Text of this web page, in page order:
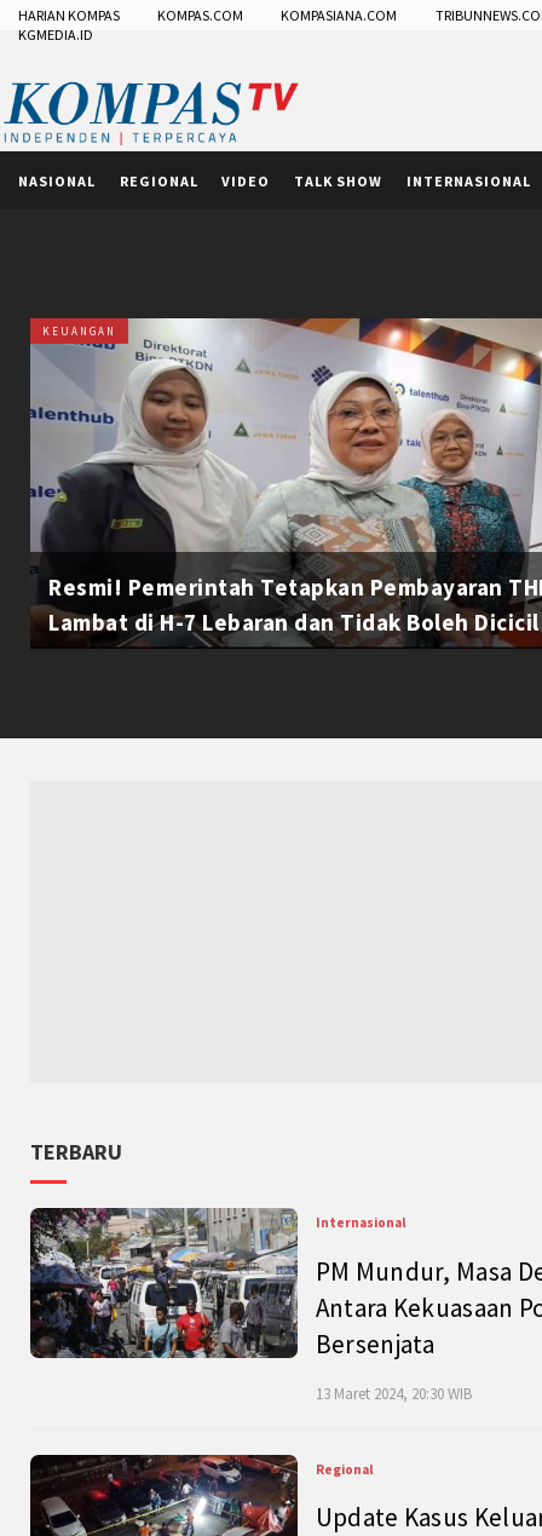
HARIAN KOMPAS KOMPAS.COM KOMPASIANA.COM
KGMEDIA.ID
NASIONAL REGIONAL VIDEO TALK SHOW INTERNASIONAL
KEUANGAN
Resmi! Pemerintah Tetapkan Pembayaran
Lambat di H-7 Lebaran dan Tidak Boleh Dicicil
TERBARU
Internasional
PM Mundur, Masa
Antara Kekuasaan
Bersenjata
13 Maret 2024, 20:30 WIB
Regional
Update Kasus